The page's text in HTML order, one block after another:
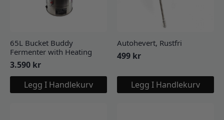
65L Bucket Buddy
Fermenter with Heating
3.590 kr
Legg I Handlekurv
Autohevert, Rustfri
499 kr
Legg I Handlekurv